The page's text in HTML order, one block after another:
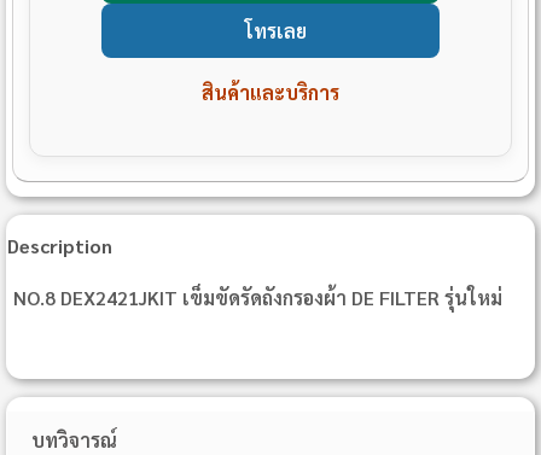
โทรเลย
สินค้าและบริการ
Description
NO.8 DEX2421JKIT เข็มขัดรัดถังกรองผ้า DE FILTER รุ่นใหม่
บทวิจารณ์